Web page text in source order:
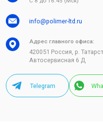
info@polimer-ltd.ru
Адрес главного офиса:
420051 Россия, р.
Автосервисная 6 Д
Telegram